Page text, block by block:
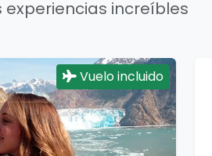
experiencias increíbles
Vuelo incluido